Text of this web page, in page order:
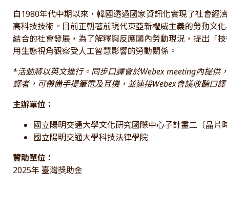
自1980年代中期以來，韓國透過國家資訊化實現了社會經
高科技技術。目前正朝著前現代東亞新權威主義的勞動文
結合的社會發展，為了解釋與反應國內勞動現況，提出「
用生態視角觀察受人工智慧影響的勞動關係。
*活動將以英文進行。同步口譯會於Webex meeting內提供
譯者，可帶備手提筆電及耳機，並連接Webex會議收聽口譯
主辦單位：
國立陽明交通大學文化研究國際中心子計畫二〔晶片
國立陽明交通大學科技法律學院
贊助單位：
2025年 臺灣獎助金